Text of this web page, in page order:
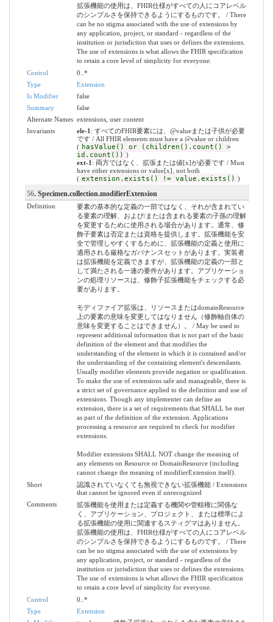
拡張機能の使用は、FHIR仕様がすべての人にコアレベル
のシンプルさを保持できるようにするものです。 / There
can be no stigma associated with the use of extensions by
any application, project, or standard - regardless of the
institution or jurisdiction that uses or defines the extensions.
The use of extensions is what allows the FHIR specification
to retain a core level of simplicity for everyone.
Control
0..*
Type
Extension
Is Modifier
false
Summary
false
Alternate Names extensions, user content
Invariants
ele-1 : すべてのFHIR要素には、@valueまたは子供が必要
です / All FHIR elements must have a @value or children
( hasValue() or (children().count() >
id.count()) )
ext-1 : 両方ではなく、拡張または値[x]が必要です / Must
have either extensions or value[x], not both
( extension.exists() != value.exists() )
56. Specimen.collection.modifierExtension
Definition
要素の基本的な定義の一部ではなく、それが含まれてい
る要素の理解、および/または含まれる要素の子孫の理解
を変更するために使用される場合があります。通常、修
飾子要素は否定または資格を提供します。拡張機能を安
全で管理しやすくするために、拡張機能の定義と使用に
適用される厳格なガバナンスセットがあります。実装者
は拡張機能を定義できますが、拡張機能の定義の一部と
して満たされる一連の要件があります。アプリケーショ
ンの処理リソースは、修飾子拡張機能をチェックする必
要があります。
モディファイア拡張は、リソースまたはdomainResource
上の要素の意味を変更してはなりません（修飾軸自体の
意味を変更することはできません）。 / May be used to
represent additional information that is not part of the basic
definition of the element and that modifies the
understanding of the element in which it is contained and/or
the understanding of the containing element's descendants.
Usually modifier elements provide negation or qualification.
To make the use of extensions safe and manageable, there is
a strict set of governance applied to the definition and use of
extensions. Though any implementer can define an
extension, there is a set of requirements that SHALL be met
as part of the definition of the extension. Applications
processing a resource are required to check for modifier
extensions.
Modifier extensions SHALL NOT change the meaning of
any elements on Resource or DomainResource (including
cannot change the meaning of modifierExtension itself).
Short
認識されていなくても無視できない拡張機能 / Extensions
that cannot be ignored even if unrecognized
Comments
拡張機能を使用または定義する機関や管轄権に関係な
く、アプリケーション、プロジェクト、または標準によ
る拡張機能の使用に関連するスティグマはありません。
拡張機能の使用は、FHIR仕様がすべての人にコアレベル
のシンプルさを保持できるようにするものです。 / There
can be no stigma associated with the use of extensions by
any application, project, or standard - regardless of the
institution or jurisdiction that uses or defines the extensions.
The use of extensions is what allows the FHIR specification
to retain a core level of simplicity for everyone.
Control
0..*
Type
Extension